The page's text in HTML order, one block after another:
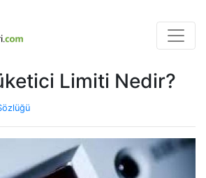
Limiti Nedir?